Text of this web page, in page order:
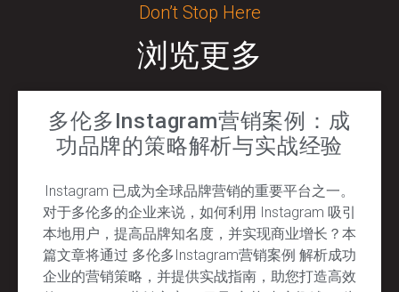
Don’t Stop Here
浏览更多
多伦多Instagram营销案例：成
功品牌的策略解析与实战经验
Instagram 已成为全球品牌营销的重要平台之一。
对于多伦多的企业来说，如何利用 Instagram 吸引
本地用户，提高品牌知名度，并实现商业增长？本
篇文章将通过 多伦多Instagram营销案例 解析成功
企业的营销策略，并提供实战指南，助您打造高效